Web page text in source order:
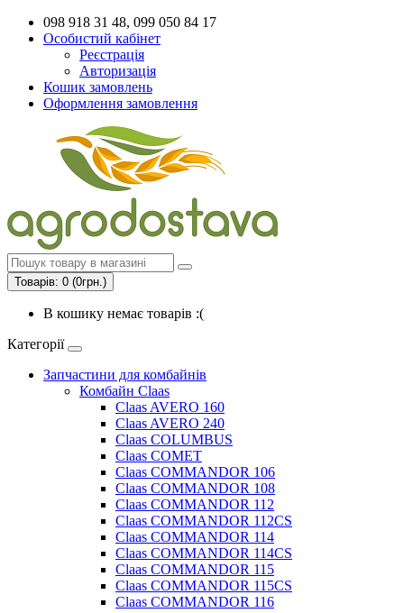
098 918 31 48, 099 050 84 17
Особистий кабінет
Реєстрація
Авторизація
Кошик замовлень
Оформлення замовлення
Товарів: 0 (0грн.)
В кошику немає товарів :(
Категорії
Запчастини для комбайнів
Комбайн Claas
Claas AVERO 160
Claas AVERO 240
Claas COLUMBUS
Claas COMET
Claas COMMANDOR 106
Claas COMMANDOR 108
Claas COMMANDOR 112
Claas COMMANDOR 112CS
Claas COMMANDOR 114
Claas COMMANDOR 114CS
Claas COMMANDOR 115
Claas COMMANDOR 115CS
Claas COMMANDOR 116